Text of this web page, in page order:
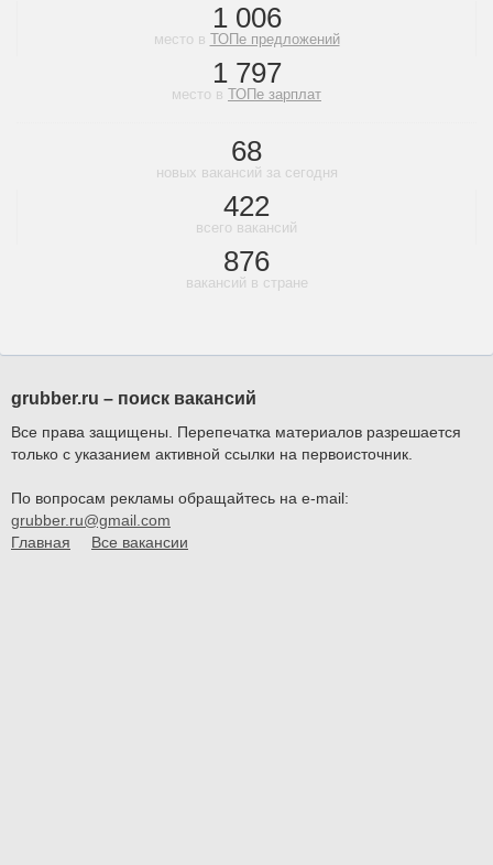
1 006
место в ТОПе предложений
1 797
место в ТОПе зарплат
68
новых вакансий за сегодня
422
всего вакансий
876
вакансий в стране
grubber.ru – поиск вакансий
Все права защищены. Перепечатка материалов разрешается
только с указанием активной ссылки на первоисточник.
По вопросам рекламы обращайтесь на e-mail:
grubber.ru@gmail.com
Главная
Все вакансии